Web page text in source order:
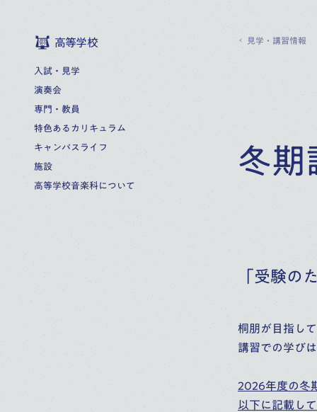
高等学校
入試・見学
演奏会
専門・教員
特色あるカリキュラム
キャンパスライフ
施設
高等学校音楽科について
見学・講習情報
冬期
「受験の
桐朋が目指し
講習での学び
2026年度の冬
以下に記載し